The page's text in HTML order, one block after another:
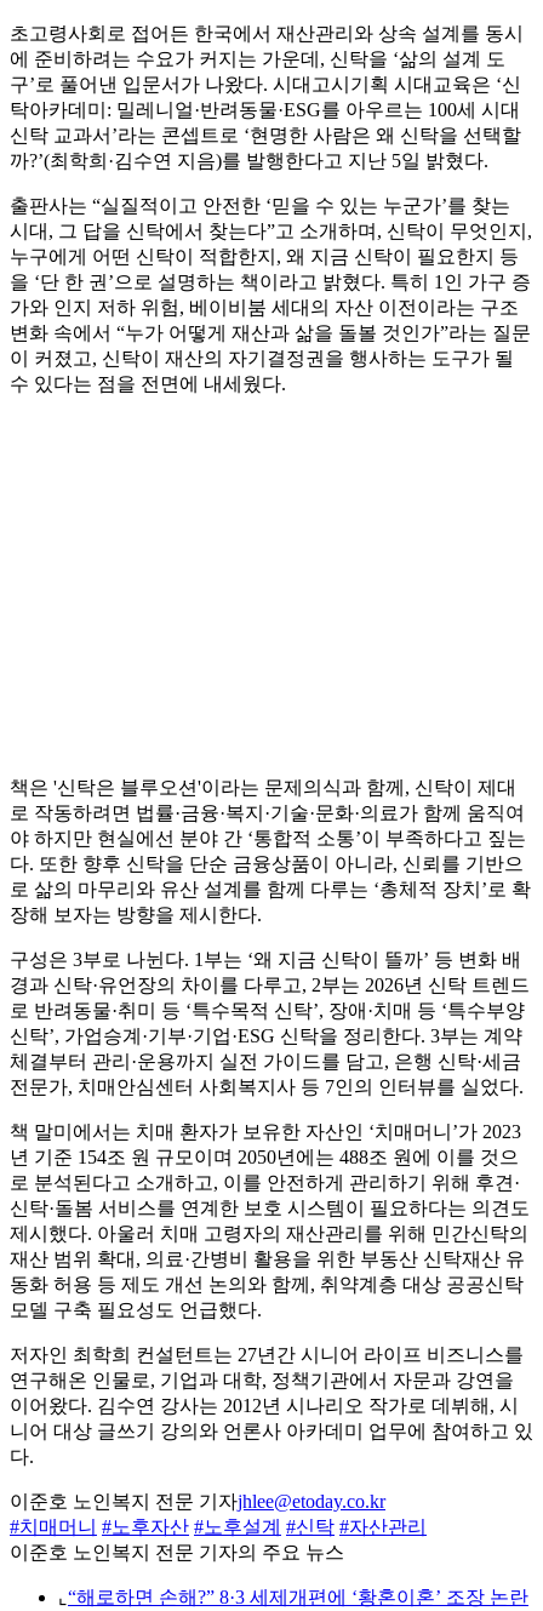
초고령사회로 접어든 한국에서 재산관리와 상속 설계를 동시
에 준비하려는 수요가 커지는 가운데, 신탁을 ‘삶의 설계 도
구’로 풀어낸 입문서가 나왔다. 시대고시기획 시대교육은 ‘신
탁아카데미: 밀레니얼·반려동물·ESG를 아우르는 100세 시대
신탁 교과서’라는 콘셉트로 ‘현명한 사람은 왜 신탁을 선택할
까?’(최학희·김수연 지음)를 발행한다고 지난 5일 밝혔다.
출판사는 “실질적이고 안전한 ‘믿을 수 있는 누군가’를 찾는
시대, 그 답을 신탁에서 찾는다”고 소개하며, 신탁이 무엇인지,
누구에게 어떤 신탁이 적합한지, 왜 지금 신탁이 필요한지 등
을 ‘단 한 권’으로 설명하는 책이라고 밝혔다. 특히 1인 가구 증
가와 인지 저하 위험, 베이비붐 세대의 자산 이전이라는 구조
변화 속에서 “누가 어떻게 재산과 삶을 돌볼 것인가”라는 질문
이 커졌고, 신탁이 재산의 자기결정권을 행사하는 도구가 될
수 있다는 점을 전면에 내세웠다.
책은 '신탁은 블루오션'이라는 문제의식과 함께, 신탁이 제대
로 작동하려면 법률·금융·복지·기술·문화·의료가 함께 움직여
야 하지만 현실에선 분야 간 ‘통합적 소통’이 부족하다고 짚는
다. 또한 향후 신탁을 단순 금융상품이 아니라, 신뢰를 기반으
로 삶의 마무리와 유산 설계를 함께 다루는 ‘총체적 장치’로 확
장해 보자는 방향을 제시한다.
구성은 3부로 나뉜다. 1부는 ‘왜 지금 신탁이 뜰까’ 등 변화 배
경과 신탁·유언장의 차이를 다루고, 2부는 2026년 신탁 트렌드
로 반려동물·취미 등 ‘특수목적 신탁’, 장애·치매 등 ‘특수부양
신탁’, 가업승계·기부·기업·ESG 신탁을 정리한다. 3부는 계약
체결부터 관리·운용까지 실전 가이드를 담고, 은행 신탁·세금
전문가, 치매안심센터 사회복지사 등 7인의 인터뷰를 실었다.
책 말미에서는 치매 환자가 보유한 자산인 ‘치매머니’가 2023
년 기준 154조 원 규모이며 2050년에는 488조 원에 이를 것으
로 분석된다고 소개하고, 이를 안전하게 관리하기 위해 후견·
신탁·돌봄 서비스를 연계한 보호 시스템이 필요하다는 의견도
제시했다. 아울러 치매 고령자의 재산관리를 위해 민간신탁의
재산 범위 확대, 의료·간병비 활용을 위한 부동산 신탁재산 유
동화 허용 등 제도 개선 논의와 함께, 취약계층 대상 공공신탁
모델 구축 필요성도 언급했다.
저자인 최학희 컨설턴트는 27년간 시니어 라이프 비즈니스를
연구해온 인물로, 기업과 대학, 정책기관에서 자문과 강연을
이어왔다. 김수연 강사는 2012년 시나리오 작가로 데뷔해, 시
니어 대상 글쓰기 강의와 언론사 아카데미 업무에 참여하고 있
다.
이준호 노인복지 전문 기자jhlee@etoday.co.kr
#치매머니 #노후자산 #노후설계 #신탁 #자산관리
이준호 노인복지 전문 기자의 주요 뉴스
⌞ “해로하면 손해?” 8·3 세제개편에 ‘황혼이혼’ 조장 논란